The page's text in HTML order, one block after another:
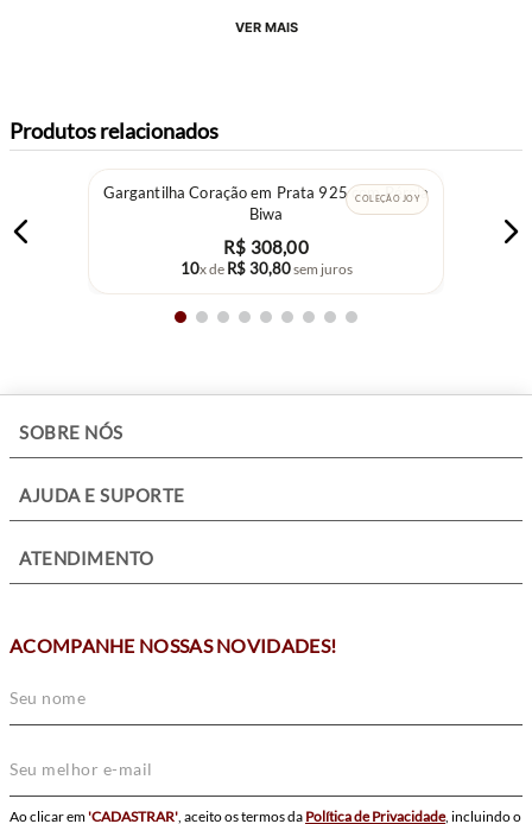
VER MAIS
Produtos relacionados
COLEÇÃO JOY
Gargantilha Coração em Prata 925 com Pérola
Biwa
R$ 308,00
10x de R$ 30,80sem juros
SOBRE NÓS
AJUDA E SUPORTE
ATENDIMENTO
ACOMPANHE NOSSAS NOVIDADES!
Ao clicar em'CADASTRAR' , aceito os termos da Política de Privacidade, incluindo o